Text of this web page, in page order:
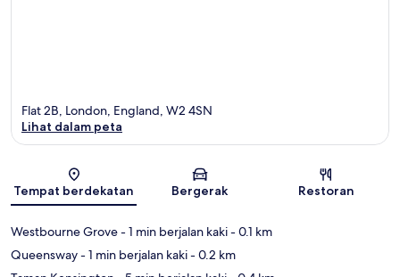
Peta
Flat 2B, London, England, W2 4SN
Lihat dalam peta
Tempat berdekatan Bergerak Restoran
Westbourne Grove- 1 min berjalan kaki- 0.1 km
Queensway- 1 min berjalan kaki- 0.2 km